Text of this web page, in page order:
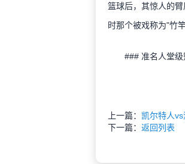
篮球后，其惊人的
时那个被戏称为"竹
### 准名人堂级
上一篇： 凯尔特人
下一篇： 返回列表